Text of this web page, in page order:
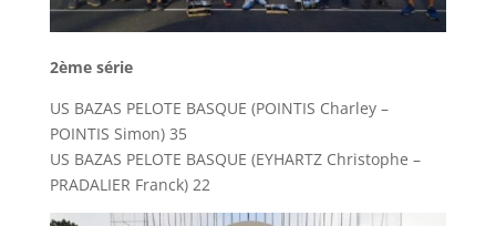
2ème série
US BAZAS PELOTE BASQUE (POINTIS Charley –
POINTIS Simon) 35
US BAZAS PELOTE BASQUE (EYHARTZ Christophe –
PRADALIER Franck) 22